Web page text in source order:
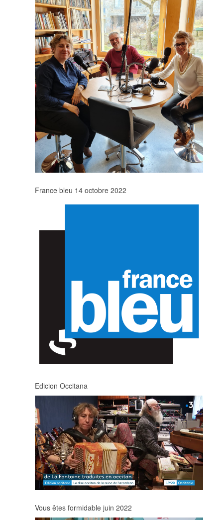
France bleu 14 octobre 2022
Edicion Occitana
Vous êtes formidable juin 2022